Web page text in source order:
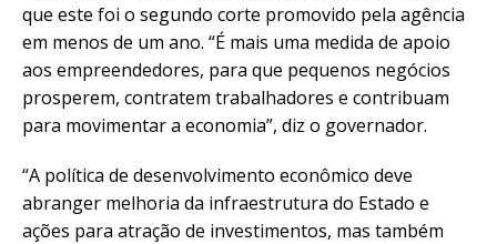
que este foi o segundo corte promovido pela agência
em menos de um ano. “É mais uma medida de apoio
aos empreendedores, para que pequenos negócios
prosperem, contratem trabalhadores e contribuam
para movimentar a economia”, diz o governador.
“A política de desenvolvimento econômico deve
abranger melhoria da infraestrutura do Estado e
ações para atração de investimentos, mas também